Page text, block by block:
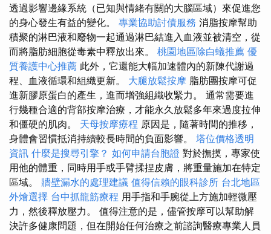
透過影響邊緣系統（已知與情緒有關的大腦區域）來促進您
的身心發生有益的變化。 專業協助討債服務 消脂按摩幫助
積聚的淋巴液和廢物一起通過淋巴結進入血液並被清空，從
而將脂肪細胞從毒素中釋放出來。 桃園地區除白蟻推薦 優
質養護中心推薦 此外，它還能大幅加速體內的新陳代謝過
程、血液循環和組織更新。 大腿放鬆按摩 脂肪團按摩可促
進新膠原蛋白的產生，進而增強組織收緊力。 通常需要進
行幾種合適的背部按摩治療，才能永久放鬆多年來過度拉伸
和僵硬的肌肉。 天母按摩療程 原因是，隨著時間的推移，
身體會習慣抵消持續較長時間的負面影響。 塔位價格透明
資訊 什麼是搜尋引擎？ 如何申請台胞證 對於撫摸，專家使
用他的體重，同時用手或手臂揉捏皮膚，將重量施加在特定
區域。 牆壁漏水的處理建議 值得信賴的眼科診所 台北地區
外燴選擇 台中抓龍筋療程 用手指和手腕從上方施加輕微壓
力，然後釋放壓力。 值得注意的是，儘管按摩可以幫助解
決許多健康問題，但在開始任何治療之前諮詢醫療專業人員